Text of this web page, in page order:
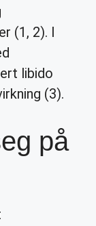
(1, 2). I
libido
(3).
på